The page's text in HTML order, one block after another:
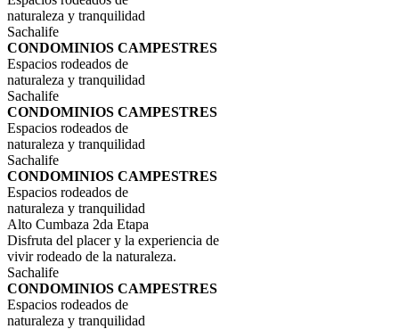
naturaleza y tranquilidad
Sachalife
CONDOMINIOS CAMPESTRES
Espacios rodeados de
naturaleza y tranquilidad
Sachalife
CONDOMINIOS CAMPESTRES
Espacios rodeados de
naturaleza y tranquilidad
Sachalife
CONDOMINIOS CAMPESTRES
Espacios rodeados de
naturaleza y tranquilidad
Alto Cumbaza 2da Etapa
Disfruta del placer y la experiencia de
vivir rodeado de la naturaleza.
Sachalife
CONDOMINIOS CAMPESTRES
Espacios rodeados de
naturaleza y tranquilidad